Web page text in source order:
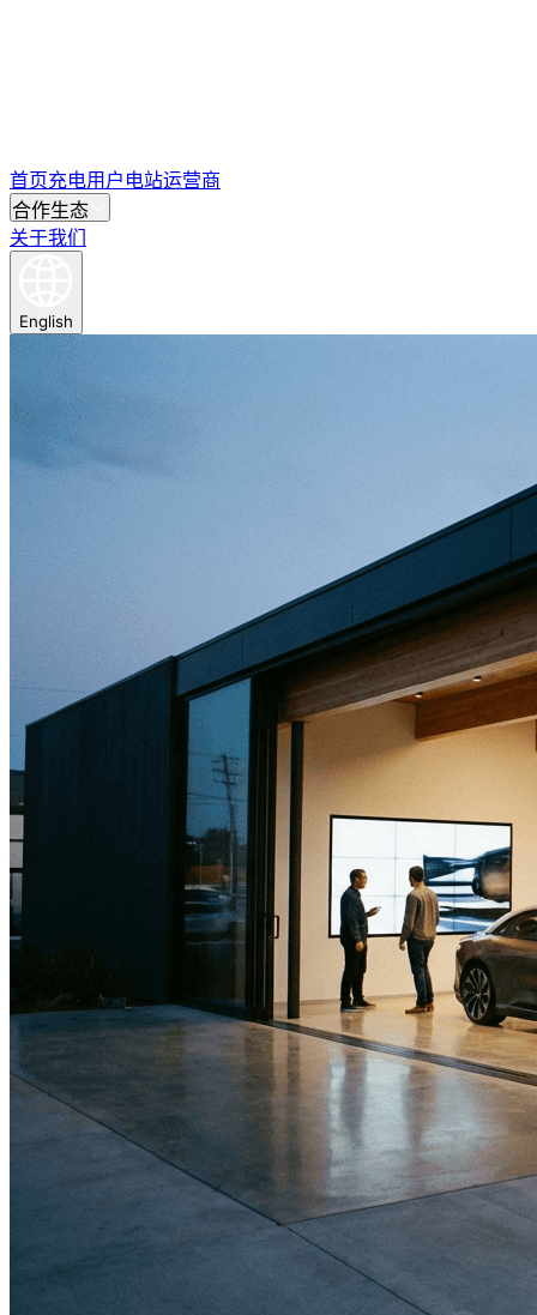
首页充电用户 电站运营商
合作生态
关于我们
English